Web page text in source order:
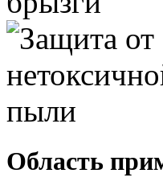
Область